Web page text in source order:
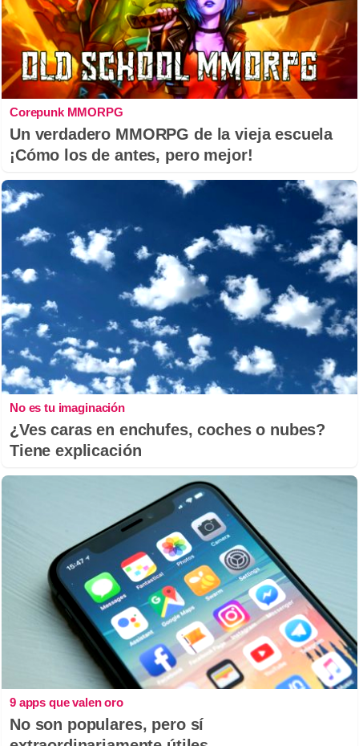
Corepunk MMORPG
Un verdadero MMORPG de la vieja escuela
¡Cómo los de antes, pero mejor!
No es tu imaginación
¿Ves caras en enchufes, coches o nubes?
Tiene explicación
9 apps que valen oro
No son populares, pero sí